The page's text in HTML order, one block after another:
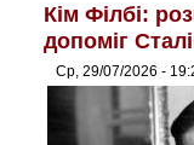
Кім Філбі:
допоміг
Ср, 29/07/2026 -